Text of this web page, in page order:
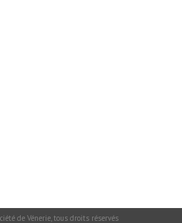
de Vénerie, tous droits réservés